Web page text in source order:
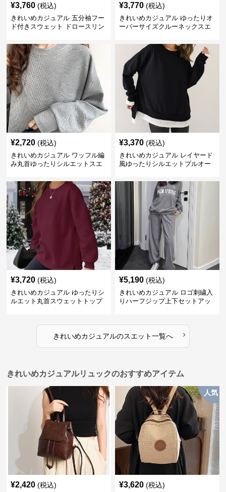
¥3,760 (税込)
きれいめカジュアル 五分袖フー
ド付きスウェット ドロースリン
¥3,770 (税込)
きれいめカジュアル ゆったりオ
ーバーサイズクルーネックスエ
¥2,720 (税込)
きれいめカジュアル ワッフル編
み丸首ゆったりシルエットスエ
¥3,370 (税込)
きれいめカジュアル レイヤード
風ゆったりシルエットプルオー
¥3,720 (税込)
きれいめカジュアル ゆったりシ
ルエット丸首スウェットトップ
¥5,190 (税込)
きれいめカジュアル ロゴ刺繍入
りハーフジップ上下セットアッ
きれいめカジュアルのスエット一覧へ ›
きれいめカジュアルリュックのおすすめアイテム
¥2,420 (税込)
人気
¥3,620 (税込)